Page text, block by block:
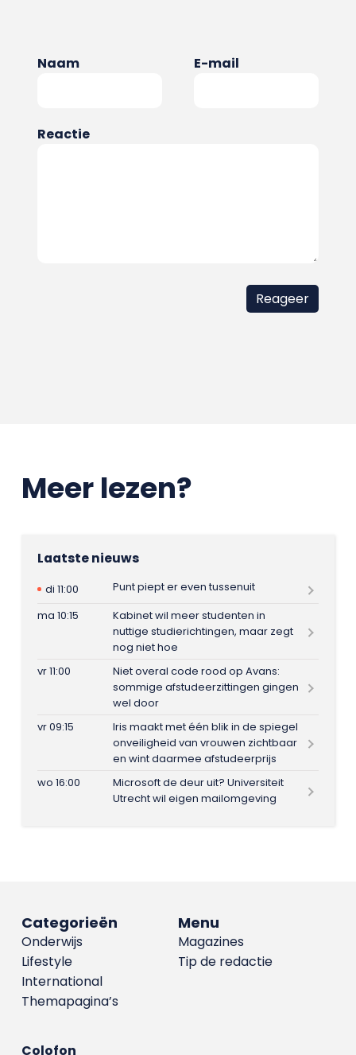
Naam E-mail
Reactie
Meer lezen?
Laatste nieuws
di 11:00
Punt piept er even tussenuit
ma 10:15
Kabinet wil meer studenten in
nuttige studierichtingen, maar zegt
nog niet hoe
vr 11:00
Niet overal code rood op Avans:
sommige afstudeerzittingen gingen
wel door
vr 09:15
Iris maakt met één blik in de spiegel
onveiligheid van vrouwen zichtbaar
en wint daarmee afstudeerprijs
wo 16:00
Microsoft de deur uit? Universiteit
Utrecht wil eigen mailomgeving
Menu
Magazines
Tip de redactie
Categorieën
Onderwijs
Lifestyle
International
Themapagina’s
Colofon